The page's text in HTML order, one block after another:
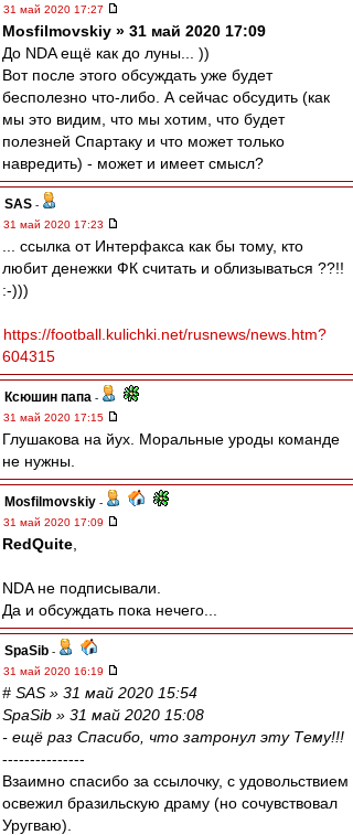
31 май 2020 17:27
Mosfilmovskiy » 31 май 2020 17:09
До NDA ещё как до луны... ))
Вот после этого обсуждать уже будет
бесполезно что-либо. А сейчас обсудить (как
мы это видим, что мы хотим, что будет
полезней Спартаку и что может только
навредить) - может и имеет смысл?
SAS -
31 май 2020 17:23
... ссылка от Интерфакса как бы тому, кто
любит денежки ФК считать и облизываться ??!!
:-)))
https://football.kulichki.net/rusnews/news.htm?
604315
Ксюшин папа -
31 май 2020 17:15
Глушакова на йух. Моральные уроды команде
не нужны.
Mosfilmovskiy -
31 май 2020 17:09
RedQuite
NDA не подписывали.
Да и обсуждать пока нечего...
SpaSib -
31 май 2020 16:19
# SAS » 31 май 2020 15:54
SpaSib » 31 май 2020 15:08
- ещё раз Спасибо, что затронул эту Тему!!!
---------------
Взаимно спасибо за ссылочку, с удовольствием
освежил бразильскую драму (но сочувствовал
Уругваю).